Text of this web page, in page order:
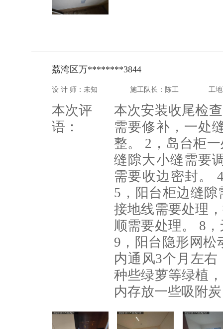
荔湾区万********3844
设 计 师：未知 施工队长：陈工 工
本次评
语：
本次安装收尾检
需要修补，一处
整。 2，岛台柜
缝隙大小缝需要
需要收边密封。
5，阳台柜边缝
接地线需要处理
顺需要处理。 8
9，阳台隐形网松
内通风3个月左
种些绿萝等绿植
内存放一些吸附